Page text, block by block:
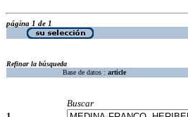
página 1 de 1
Refinar la búsqueda
Base de datos : article
Buscar